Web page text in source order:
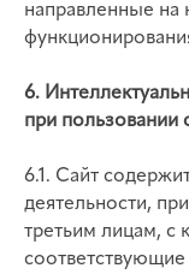
направленные на
6.
при пользовании
6.1. Сайт
деятельности,
третьим лицам, с